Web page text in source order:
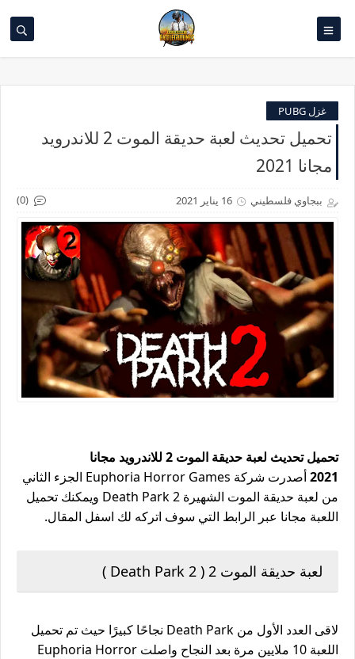
غزل PUBG
تحميل تحديث لعبة حديقة الموت 2 للاندرويد
مجانا 2021
ببجاوي فلسطيني 16 يناير 2021 (0)
تحميل تحديث لعبة حديقة الموت 2 للاندرويد مجانا
2021
أصدرت شركة Euphoria Horror Games الجزء الثاني
من لعبة حديقة الموت الشهيرة Death Park 2 ويمكنك تحميل
اللعبة مجانا عبر الرابط التي سوف اتركه لك اسفل المقال.
لعبة حديقة الموت 2 ( Death Park 2 )
لاقى العدد الأول من Death Park نجاحًا كبيرًا حيث تم تحميل
اللعبة 10 ملايين مرة بعد النجاح واصلت Euphoria Horror